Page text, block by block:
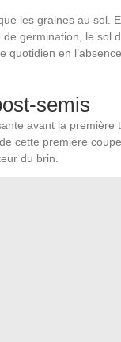
les graines au sol.
germination, le sol
en
semis
avant la première
cette première
du brin.